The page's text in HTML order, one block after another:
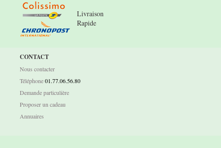
Livraison
Rapide
CONTACT
Nous contacter
Téléphone01.77.06.56.80
Demande particulière
Proposer un cadeau
Annuaires